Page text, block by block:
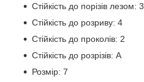
Стійкість до порізів лезом: 3
Стійкість до розриву: 4
Стійкість до проколів: 2
Стійкість до розрізів: A
Розмір: 7